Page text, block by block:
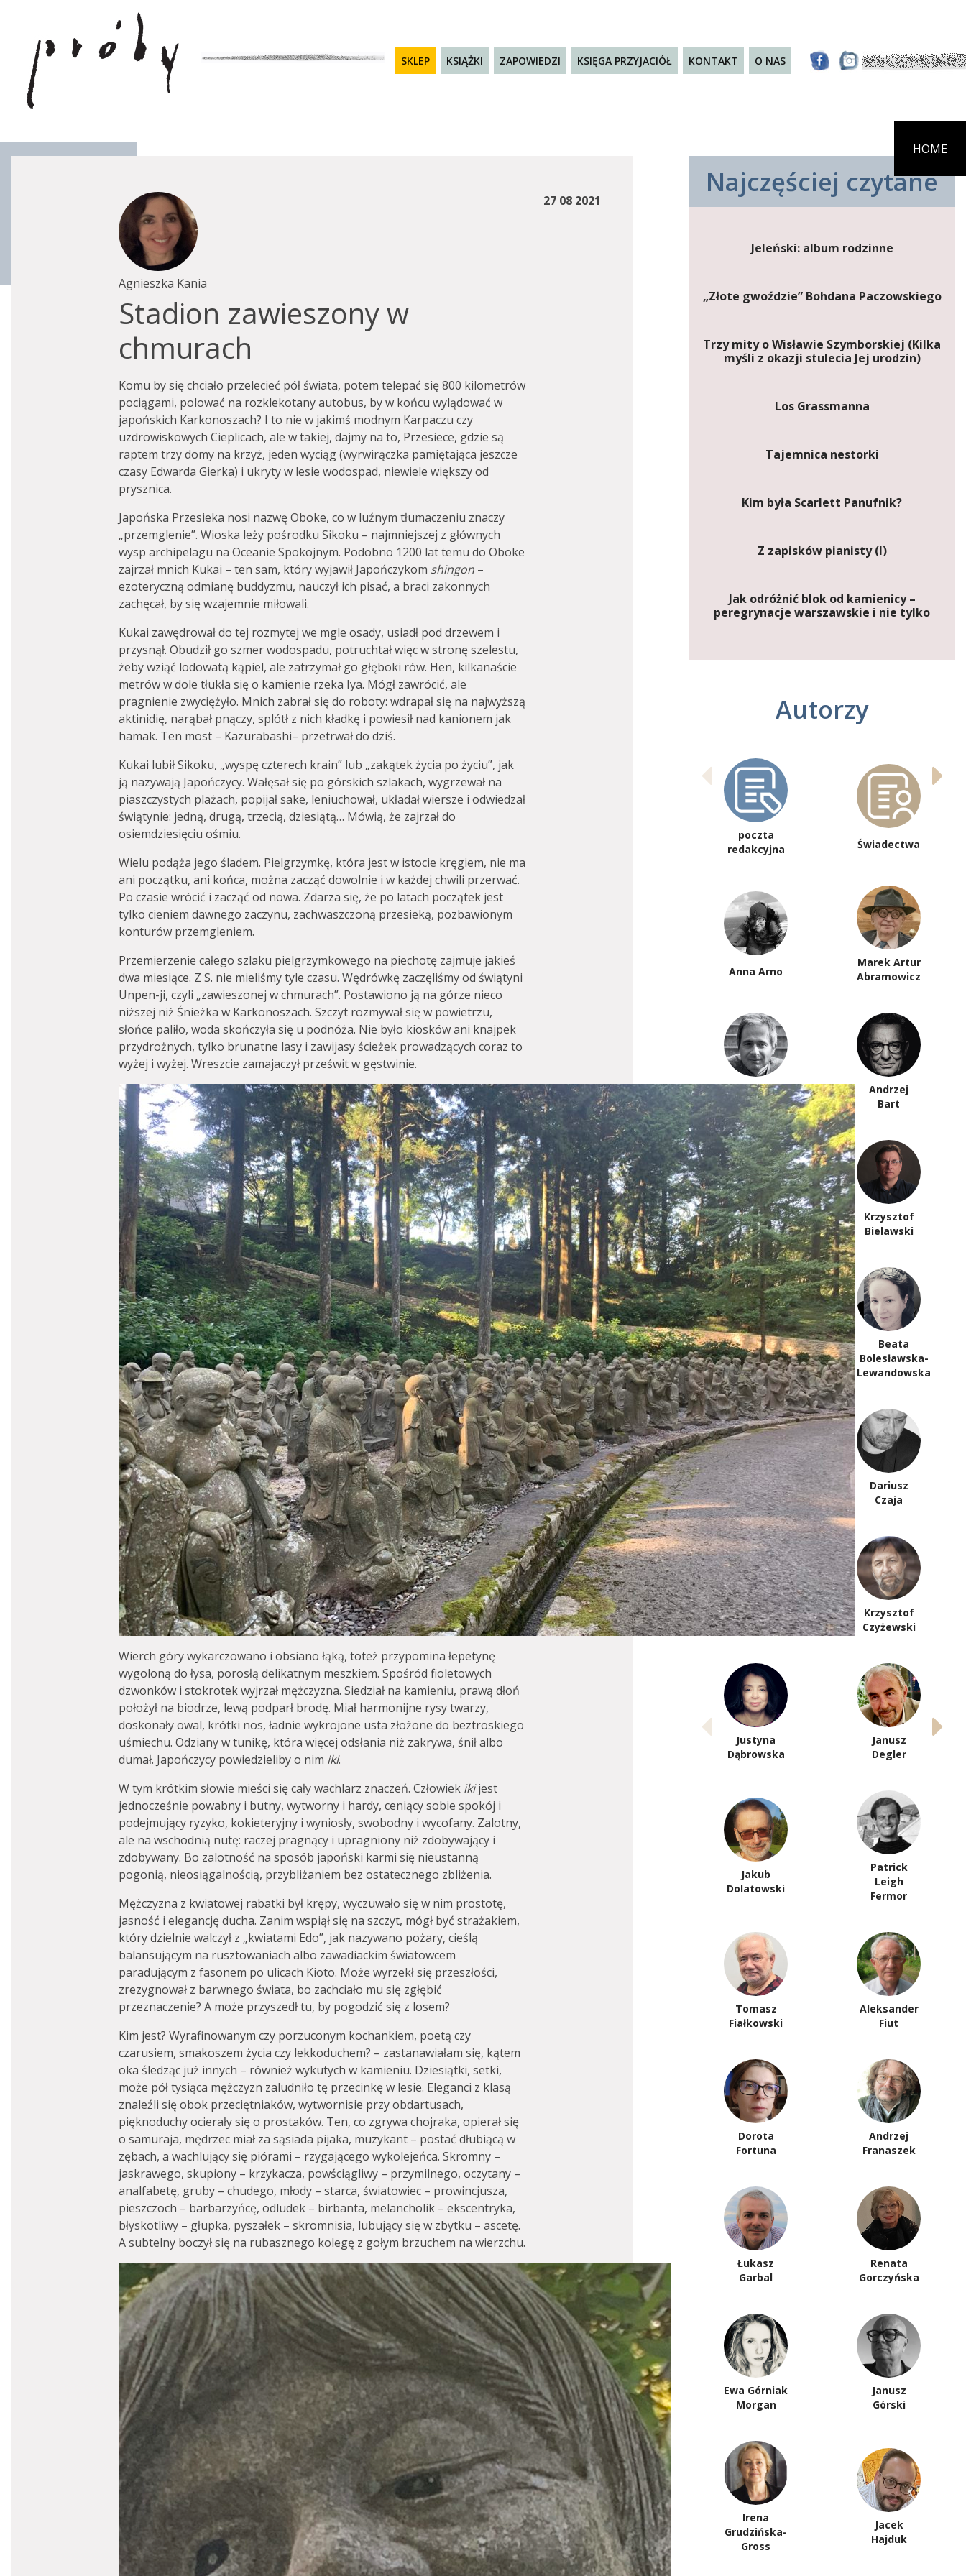
SKLEP KSIĄŻKI ZAPOWIEDZI KSIĘGA PRZYJACIÓŁ KONTAKT O NAS
HOME
27 08 2021
Agnieszka Kania
Stadion zawieszony w
chmurach
Komu by się chciało przelecieć pół świata, potem telepać się 800 kilometrów
pociągami, polować na rozklekotany autobus, by w końcu wylądować w
japońskich Karkonoszach? I to nie w jakimś modnym Karpaczu czy
uzdrowiskowych Cieplicach, ale w takiej, dajmy na to, Przesiece, gdzie są
raptem trzy domy na krzyż, jeden wyciąg (wyrwirączka pamiętająca jeszcze
czasy Edwarda Gierka) i ukryty w lesie wodospad, niewiele większy od
prysznica.
Japońska Przesieka nosi nazwę Oboke, co w luźnym tłumaczeniu znaczy
„przemglenie”. Wioska leży pośrodku Sikoku – najmniejszej z głównych
wysp archipelagu na Oceanie Spokojnym. Podobno 1200 lat temu do Oboke
zajrzał mnich Kukai – ten sam, który wyjawił Japończykom shingon –
ezoteryczną odmianę buddyzmu, nauczył ich pisać, a braci zakonnych
zachęcał, by się wzajemnie miłowali.
Kukai zawędrował do tej rozmytej we mgle osady, usiadł pod drzewem i
przysnął. Obudził go szmer wodospadu, potruchtał więc w stronę szelestu,
żeby wziąć lodowatą kąpiel, ale zatrzymał go głęboki rów. Hen, kilkanaście
metrów w dole tłukła się o kamienie rzeka Iya. Mógł zawrócić, ale
pragnienie zwyciężyło. Mnich zabrał się do roboty: wdrapał się na najwyższą
aktinidię, narąbał pnączy, splótł z nich kładkę i powiesił nad kanionem jak
hamak. Ten most – Kazurabashi– przetrwał do dziś.
Kukai lubił Sikoku, „wyspę czterech krain” lub „zakątek życia po życiu”, jak
ją nazywają Japończycy. Wałęsał się po górskich szlakach, wygrzewał na
piaszczystych plażach, popijał sake, leniuchował, układał wiersze i odwiedzał
świątynie: jedną, drugą, trzecią, dziesiątą… Mówią, że zajrzał do
osiemdziesięciu ośmiu.
Wielu podąża jego śladem. Pielgrzymkę, która jest w istocie kręgiem, nie ma
ani początku, ani końca, można zacząć dowolnie i w każdej chwili przerwać.
Po czasie wrócić i zacząć od nowa. Zdarza się, że po latach początek jest
tylko cieniem dawnego zaczynu, zachwaszczoną przesieką, pozbawionym
konturów przemgleniem.
Przemierzenie całego szlaku pielgrzymkowego na piechotę zajmuje jakieś
dwa miesiące. Z S. nie mieliśmy tyle czasu. Wędrówkę zaczęliśmy od świątyni
Unpen-ji, czyli „zawieszonej w chmurach”. Postawiono ją na górze nieco
niższej niż Śnieżka w Karkonoszach. Szczyt rozmywał się w powietrzu,
słońce paliło, woda skończyła się u podnóża. Nie było kiosków ani knajpek
przydrożnych, tylko brunatne lasy i zawijasy ścieżek prowadzących coraz to
wyżej i wyżej. Wreszcie zamajaczył prześwit w gęstwinie.
Wierch góry wykarczowano i obsiano łąką, toteż przypomina łepetynę
wygoloną do łysa, porosłą delikatnym meszkiem. Spośród fioletowych
dzwonków i stokrotek wyjrzał mężczyzna. Siedział na kamieniu, prawą dłoń
położył na biodrze, lewą podparł brodę. Miał harmonijne rysy twarzy,
doskonały owal, krótki nos, ładnie wykrojone usta złożone do beztroskiego
uśmiechu. Odziany w tunikę, która więcej odsłania niż zakrywa, śnił albo
dumał. Japończycy powiedzieliby o nim iki.
W tym krótkim słowie mieści się cały wachlarz znaczeń. Człowiek ikijest
jednocześnie powabny i butny, wytworny i hardy, ceniący sobie spokój i
podejmujący ryzyko, kokieteryjny i wyniosły, swobodny i wycofany. Zalotny,
ale na wschodnią nutę: raczej pragnący i upragniony niż zdobywający i
zdobywany. Bo zalotność na sposób japoński karmi się nieustanną
pogonią, nieosiągalnością, przybliżaniem bez ostatecznego zbliżenia.
Mężczyzna z kwiatowej rabatki był krępy, wyczuwało się w nim prostotę,
jasność i elegancję ducha. Zanim wspiął się na szczyt, mógł być strażakiem,
który dzielnie walczył z „kwiatami Edo”, jak nazywano pożary, cieślą
balansującym na rusztowaniach albo zawadiackim światowcem
paradującym z fasonem po ulicach Kioto. Może wyrzekł się przeszłości,
zrezygnował z barwnego świata, bo zachciało mu się zgłębić
przeznaczenie? A może przyszedł tu, by pogodzić się z losem?
Kim jest? Wyrafinowanym czy porzuconym kochankiem, poetą czy
czarusiem, smakoszem życia czy lekkoduchem? – zastanawiałam się, kątem
oka śledząc już innych – również wykutych w kamieniu. Dziesiątki, setki,
może pół tysiąca mężczyzn zaludniło tę przecinkę w lesie. Eleganci z klasą
znaleźli się obok przeciętniaków, wytwornisie przy obdartusach,
pięknoduchy ocierały się o prostaków. Ten, co zgrywa chojraka, opierał się
o samuraja, mędrzec miał za sąsiada pijaka, muzykant – postać dłubiącą w
zębach, a wachlujący się piórami – rzygającego wykolejeńca. Skromny –
jaskrawego, skupiony – krzykacza, powściągliwy – przymilnego, oczytany –
analfabetę, gruby – chudego, młody – starca, światowiec – prowincjusza,
pieszczoch – barbarzyńcę, odludek – birbanta, melancholik – ekscentryka,
błyskotliwy – głupka, pyszałek – skromnisia, lubujący się w zbytku – ascetę.
A subtelny boczył się na rubasznego kolegę z gołym brzuchem na wierzchu.
Najczęściej czytane
Jeleński: album rodzinne
„Złote gwoździe” Bohdana Paczowskiego
Trzy mity o Wisławie Szymborskiej (Kilka
myśli z okazji stulecia Jej urodzin)
Los Grassmanna
Tajemnica nestorki
Kim była Scarlett Panufnik?
Z zapisków pianisty (I)
Jak odróżnić blok od kamienicy –
peregrynacje warszawskie i nie tylko
Autorzy
poczta
redakcyjna
Świadectwa
Anna Arno
Marek Artur
Abramowicz
Piotr
Anderszewski
Andrzej
Bart
Paweł Bem
Krzysztof
Bielawski
Ewa
Bieńkowska
Beata
Bolesławska-
Lewandowska
Stefan
Chwin
Dariusz
Czaja
Józef
Czapski
Krzysztof
Czyżewski
Justyna
Dąbrowska
Janusz
Degler
Jakub
Dolatowski
Patrick
Leigh
Fermor
Tomasz
Fiałkowski
Aleksander
Fiut
Dorota
Fortuna
Andrzej
Franaszek
Łukasz
Garbal
Renata
Gorczyńska
Ewa Górniak
Morgan
Janusz
Górski
Irena
Grudzińska-
Gross
Jacek
Hajduk